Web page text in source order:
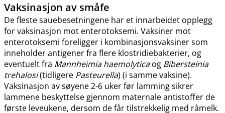
Vaksinasjon av småfe
De fleste sauebesetningene har et innarbeidet opplegg
for vaksinasjon mot enterotoksemi. Vaksiner mot
enterotoksemi foreligger i kombinasjonsvaksiner som
inneholder antigener fra flere klostridiebakterier, og
eventuelt fra Mannheimia haemolyticaog Bibersteinia
trehalosi(tidligere Pasteurella) (i samme vaksine).
Vaksinasjon av søyene 2-6 uker før lamming sikrer
lammene beskyttelse gjennom maternale antistoffer de
første leveukene, dersom de får tilstrekkelig med råmelk.